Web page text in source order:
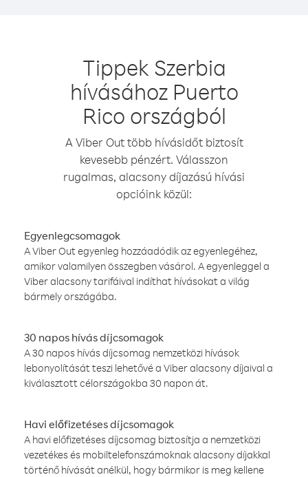
Tippek Szerbia
hívásához Puerto
Rico országból
A Viber Out több hívásidőt biztosít
kevesebb pénzért. Válasszon
rugalmas, alacsony díjazású hívási
opcióink közül:
Egyenlegcsomagok
A Viber Out egyenleg hozzáadódik az egyenlegéhez,
amikor valamilyen összegben vásárol. A egyenleggel a
Viber alacsony tarifáival indíthat hívásokat a világ
bármely országába.
30 napos hívás díjcsomagok
A 30 napos hívás díjcsomag nemzetközi hívások
lebonyolítását teszi lehetővé a Viber alacsony díjaival a
kiválasztott célországokba 30 napon át.
Havi előfizetéses díjcsomagok
A havi előfizetéses díjcsomag biztosítja a nemzetközi
vezetékes és mobiltelefonszámoknak alacsony díjakkal
történő hívását anélkül, hogy bármikor is meg kellene